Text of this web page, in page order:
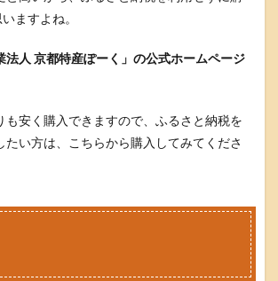
ますよね。
法人 京都特産ぽーく」の公式ホームページ
も安く購入できますので、ふるさと納税を
たい方は、こちらから購入してみてくださ